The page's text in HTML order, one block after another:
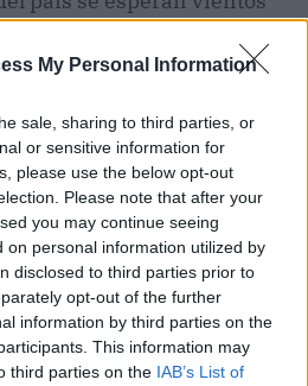
My Personal Information
sale, sharing to third parties, or
or sensitive information for
please use the below opt-out
Please note that after your
you may continue seeing
on personal information utilized by
disclosed to third parties prior to
opt-out of the further
information by third parties on the
This information may
third parties on the IAB’s List of
predominio de la
el tercio norte peninsular.
Artículo siguiente
Hospitalizada una
menor de Sevilla al
contraer la enfermedad
del virus del Nilo